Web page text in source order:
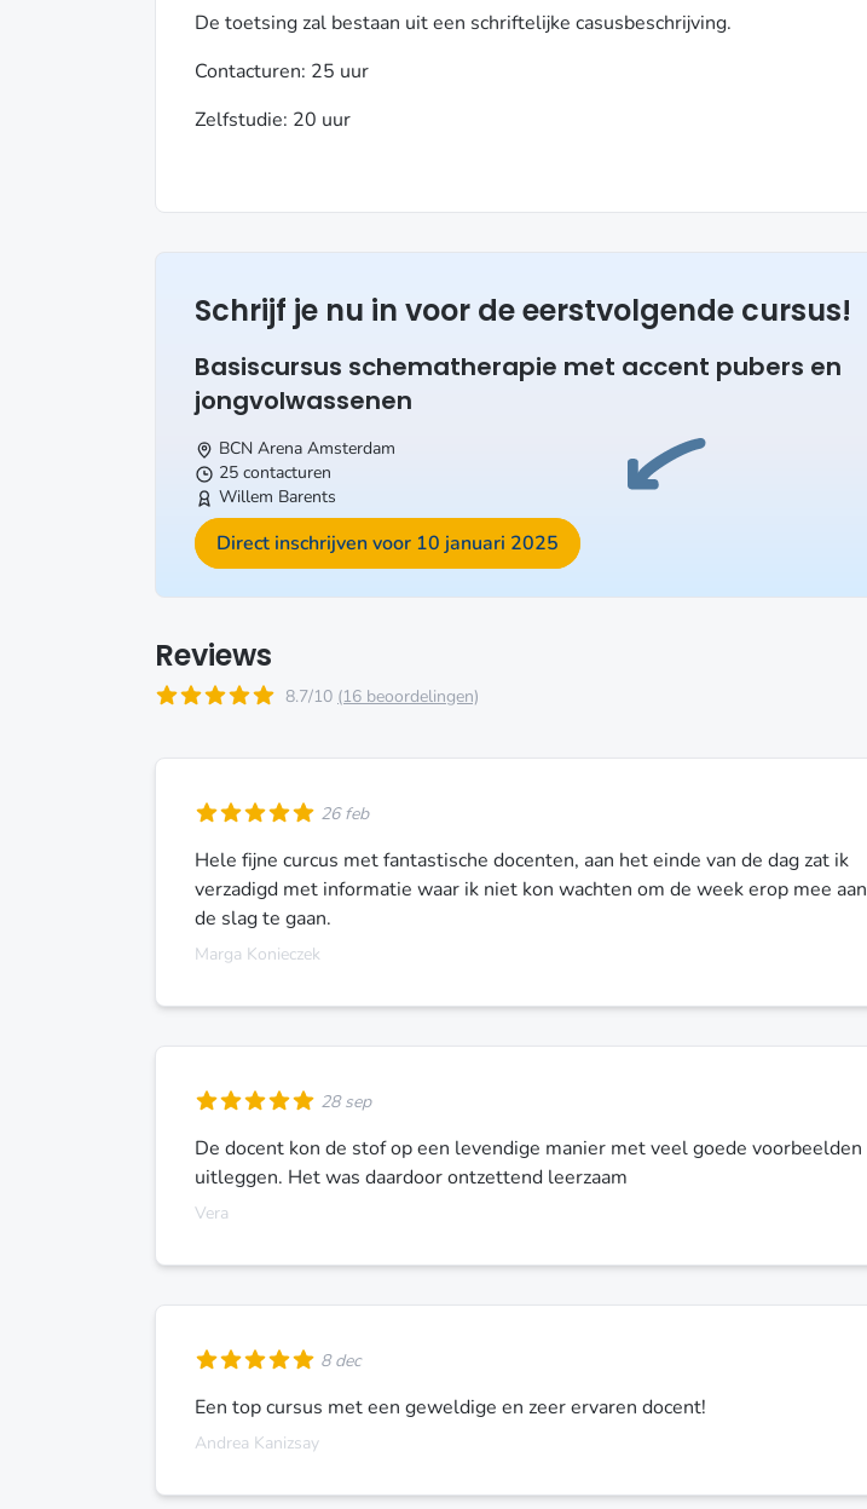
De toetsing zal bestaan uit een schriftelijke casusbeschrijving.
Contacturen: 25 uur
Zelfstudie: 20 uur
Schrijf je nu in voor de eerstvolgende cursus!
Basiscursus schematherapie met accent pubers en
jongvolwassenen
BCN Arena Amsterdam
25 contacturen
Willem Barents
Direct inschrijven voor 10 januari 2025
Reviews
8.7/10 (16 beoordelingen)
26 feb
Hele fijne curcus met fantastische docenten, aan het einde van de dag zat ik
verzadigd met informatie waar ik niet kon wachten om de week erop mee aan
de slag te gaan.
Marga Konieczek
28 sep
De docent kon de stof op een levendige manier met veel goede voorbeelden
uitleggen. Het was daardoor ontzettend leerzaam
Vera
8 dec
Een top cursus met een geweldige en zeer ervaren docent!
Andrea Kanizsay